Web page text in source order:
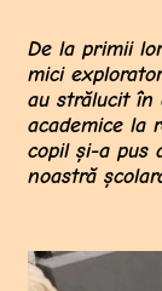
De la primii
mici
au strălucit în
academice la
copil și-a pus
noastră